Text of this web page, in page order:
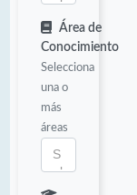
Área de
Conocimiento
Selecciona
una o
más
áreas